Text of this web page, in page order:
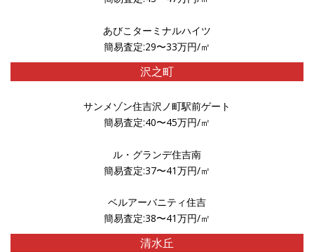
あびこターミナルハイツ
簡易査定:29〜33万円/㎡
沢之町
サンメゾン住吉沢ノ町駅前ゲート
簡易査定:40〜45万円/㎡
ル・グランデ住吉南
簡易査定:37〜41万円/㎡
ベルアーバニティ住吉
簡易査定:38〜41万円/㎡
清水丘